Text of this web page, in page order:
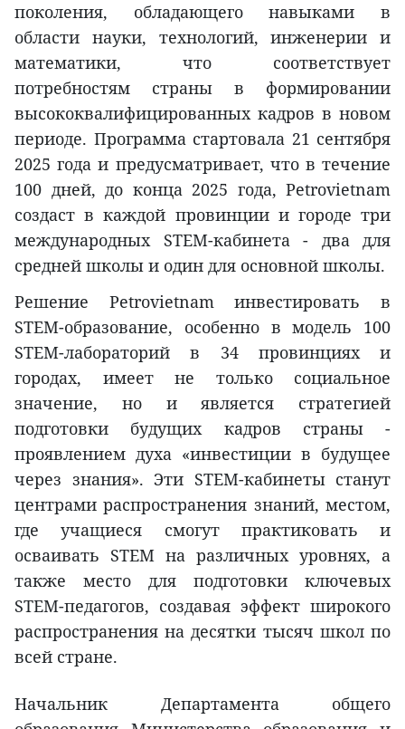
поколения, обладающего навыками в
области науки, технологий, инженерии и
математики, что соответствует
потребностям страны в формировании
высококвалифицированных кадров в новом
периоде. Программа стартовала 21 сентября
2025 года и предусматривает, что в течение
100 дней, до конца 2025 года, Petrovietnam
создаст в каждой провинции и городе три
международных STEM-кабинета - два для
средней школы и один для основной школы.
Решение Petrovietnam инвестировать в
STEM-образование, особенно в модель 100
STEM-лабораторий в 34 провинциях и
городах, имеет не только социальное
значение, но и является стратегией
подготовки будущих кадров страны -
проявлением духа «инвестиции в будущее
через знания». Эти STEM-кабинеты станут
центрами распространения знаний, местом,
где учащиеся смогут практиковать и
осваивать STEM на различных уровнях, а
также место для подготовки ключевых
STEM-педагогов, создавая эффект широкого
распространения на десятки тысяч школ по
всей стране.
Начальник Департамента общего